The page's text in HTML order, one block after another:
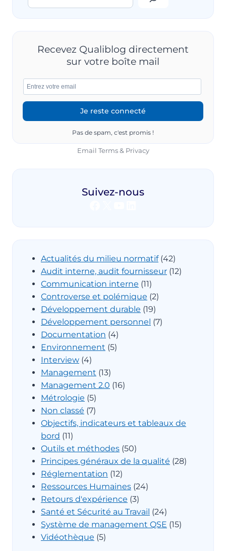
VIE
AU
TRAVAIL
Recevez Qualiblog directement
sur votre boîte mail
Pas de spam, c'est promis !
Email Terms& Privacy
Suivez-nous
Actualités du milieu normatif(42)
Audit interne, audit fournisseur (12)
Communication interne (11)
Controverse et polémique (2)
Développement durable (19)
Développement personnel (7)
Documentation (4)
Environnement (5)
Interview (4)
Management (13)
Management 2.0 (16)
Métrologie (5)
Non classé (7)
Objectifs, indicateurs et tableaux de
bord (11)
Outils et méthodes (50)
Principes généraux de la qualité (28)
Réglementation (12)
Ressources Humaines (24)
Retours d'expérience (3)
Santé et Sécurité au Travail (24)
Système de management QSE (15)
Vidéothèque (5)